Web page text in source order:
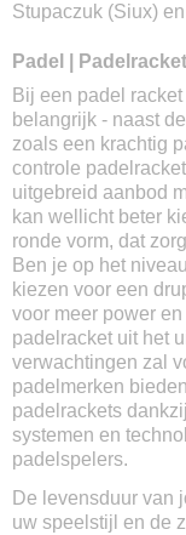
Stupaczuk (Siux)
Padel |
Bij een padel
belangrijk - naast
zoals een krachtig
controle
uitgebreid aanbod
kan wellicht beter
ronde vorm, dat
Ben je op het
kiezen voor een
voor meer power
padelracket uit het
verwachtingen zal
padelmerken
padelrackets
systemen en
padelspelers.
De levensduur van
uw speelstijl en de